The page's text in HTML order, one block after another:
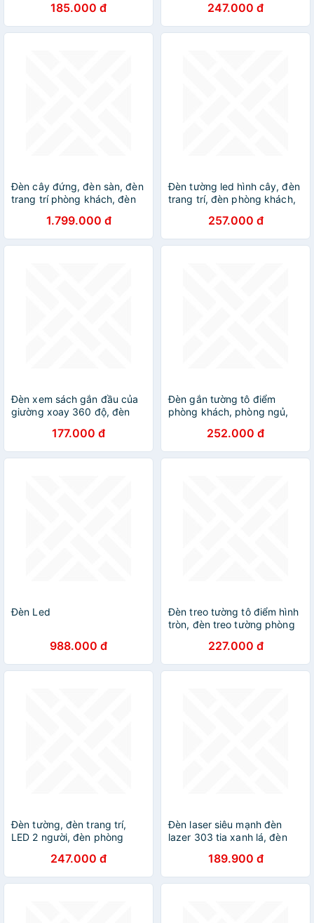
học，đèn học chống cận
185.000 đ
LED trang trí, đèn treo tường
phòng ngủ DT
247.000 đ
Đèn cây đứng, đèn sàn, đèn
trang trí phòng khách, đèn
màu đen, hàng chính hãng
1.799.000 đ
Đèn tường led hình cây, đèn
trang trí, đèn phòng khách,
cầu thang, ban công DT
257.000 đ
Đèn xem sách gắn đầu của
giường xoay 360 độ, đèn
rọi triệu tập ánh sáng
177.000 đ
Đèn gắn tường tô điểm
phòng khách, phòng ngủ,
đèn decor các loại, các hình
DT
252.000 đ
Đèn Led
988.000 đ
Đèn treo tường tô điểm hình
tròn, đèn treo tường phòng
227.000 đ
Đèn tường, đèn trang trí,
LED 2 người, đèn phòng
247.000 đ
Đèn laser siêu mạnh đèn
lazer 303 tia xanh lá, đèn
189.900 đ